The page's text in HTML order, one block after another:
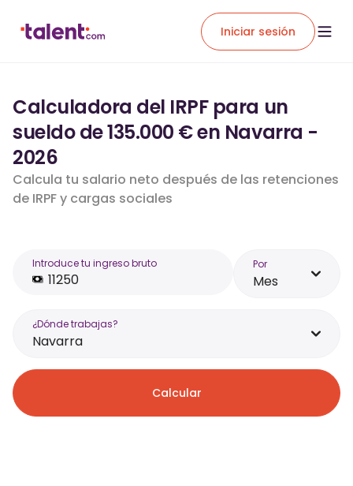
Iniciar sesión
Calculadora del IRPF para un
sueldo de 135.000 € en Navarra -
2026
Calcula tu salario neto después de las retenciones
de IRPF y cargas sociales
Introduce tu ingreso bruto Por
Mes
¿Dónde trabajas?
Navarra
Calcular